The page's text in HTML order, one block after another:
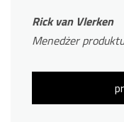
Rick van Vlerken
Menedżer